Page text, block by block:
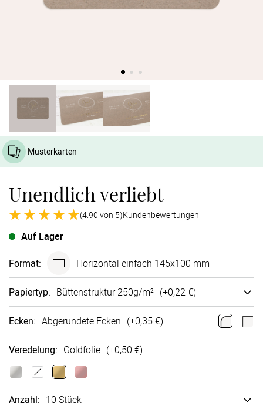
Musterkarten
Unendlich verliebt
(4.90 von 5)Kundenbewertungen
Auf Lager
Format: Horizontal einfach 145x100 mm
Papiertyp: Bütten­struktur 250g/m² (+0,22 €)
Ecken: Abgerundete Ecken (+0,35 €)
Veredelung: Goldfolie (+0,50 €)
Anzahl: 10 Stück